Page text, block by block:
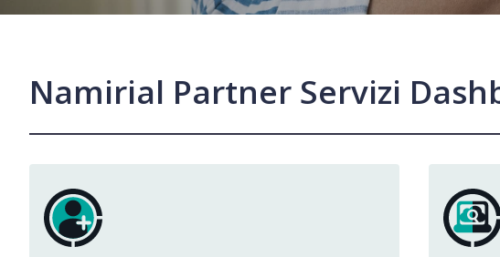
Namirial Partner Servizi